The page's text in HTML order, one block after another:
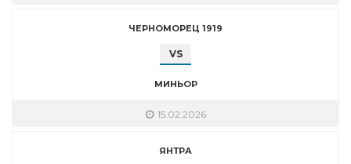
ЧЕРНОМОРЕЦ 1919
VS
МИНЬОР
15.02.2026
ЯНТРА